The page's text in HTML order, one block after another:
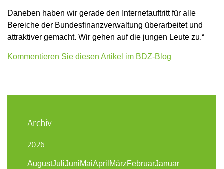
Daneben haben wir gerade den Internetauftritt für alle
Bereiche der Bundesfinanzverwaltung überarbeitet und
attraktiver gemacht. Wir gehen auf die jungen Leute zu.“
Kommentieren Sie diesen Artikel im BDZ-Blog
Archiv
2026
AugustJuliJuniMaiApril MärzFebruarJanuar